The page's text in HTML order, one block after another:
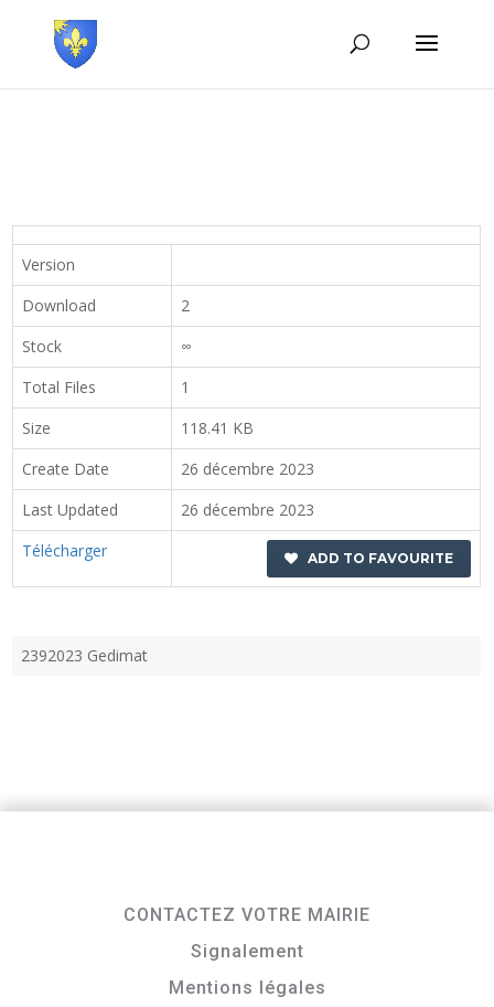
Version
Download
2
Stock
∞
Total Files
1
Size
118.41 KB
Create Date
26 décembre 2023
Last Updated
26 décembre 2023
Télécharger
ADD TO FAVOURITE
2392023 Gedimat
CONTACTEZ VOTRE MAIRIE
Signalement
Mentions légales